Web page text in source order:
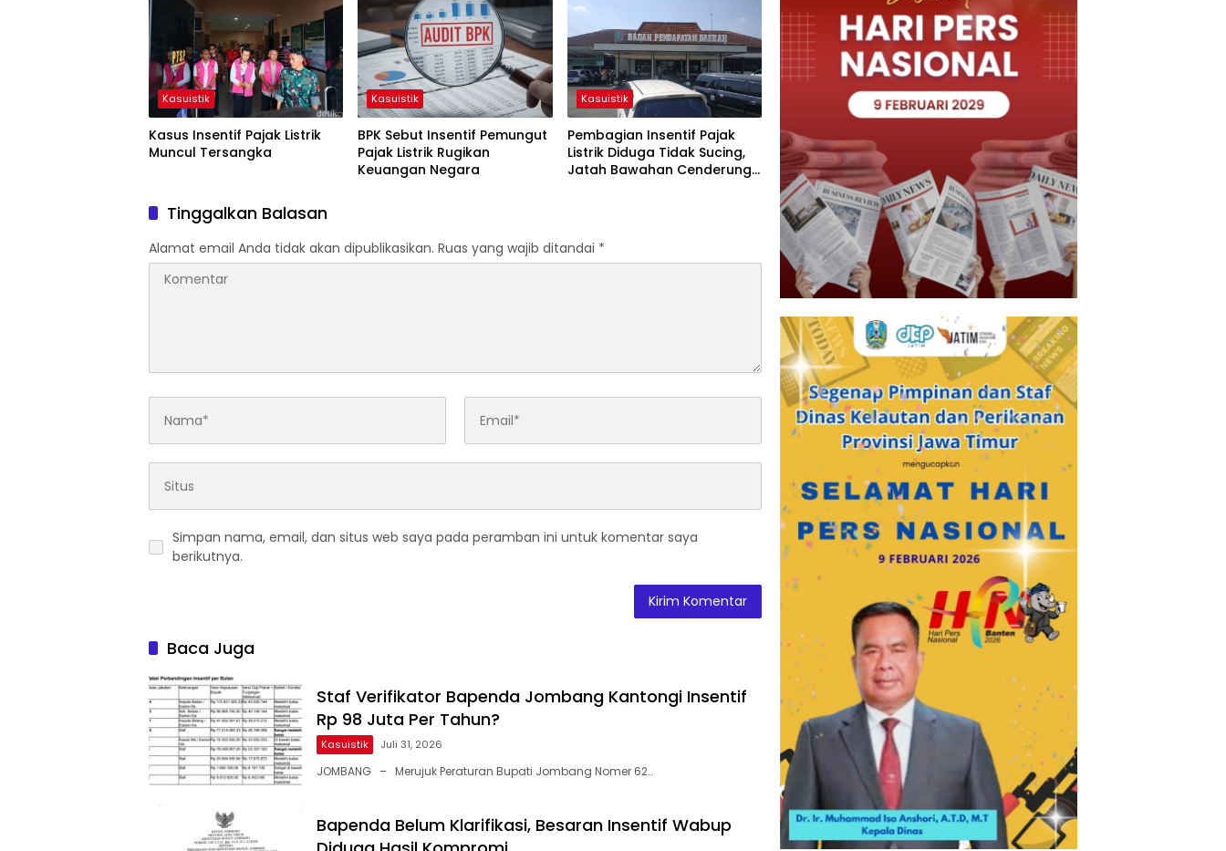
Kasuistik
Kasus Insentif Pajak Listrik
Muncul Tersangka
Kasuistik
BPK Sebut Insentif Pemungut
Pajak Listrik Rugikan
Keuangan Negara
Kasuistik
Pembagian Insentif Pajak
Listrik Diduga Tidak Sucing,
Jatah Bawahan Cenderung
Tinggalkan Balasan
Alamat email Anda tidak akan dipublikasikan. Ruas yang wajib ditandai *
Simpan nama, email, dan situs web saya pada peramban ini untuk komentar saya
berikutnya.
Baca Juga
Staf Verifikator Bapenda Jombang Kantongi Insentif
Rp 98 Juta Per Tahun?
Kasuistik Juli 31, 2026
JOMBANG – Merujuk Peraturan Bupati Jombang Nomer 62…
Bapenda Belum Klarifikasi, Besaran Insentif Wabup